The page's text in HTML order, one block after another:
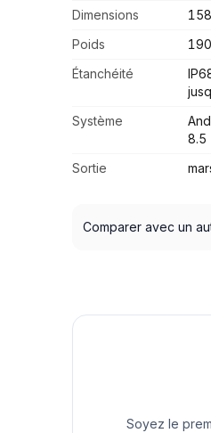
Dimensions
Poids
Étanchéité
Système
8.5
Sortie
Comparer avec un
Soyez le